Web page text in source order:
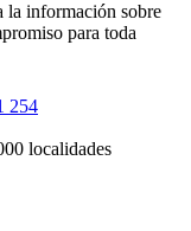
la información sobre
para toda
254
localidades